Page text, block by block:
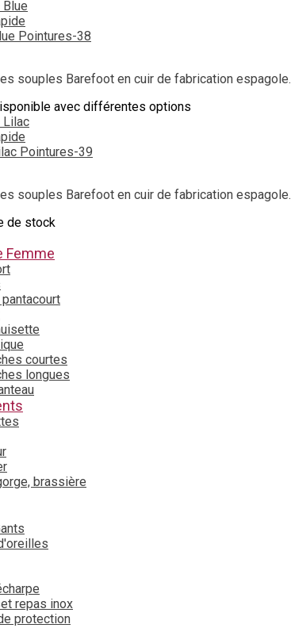
Pointures-38
souples Barefoot en cuir de fabrication espagole.
avec différentes options
Pointures-39
souples Barefoot en cuir de fabrication espagole.
de stock
Femme
pantacourt
courtes
longues
brassière
repas inox
protection